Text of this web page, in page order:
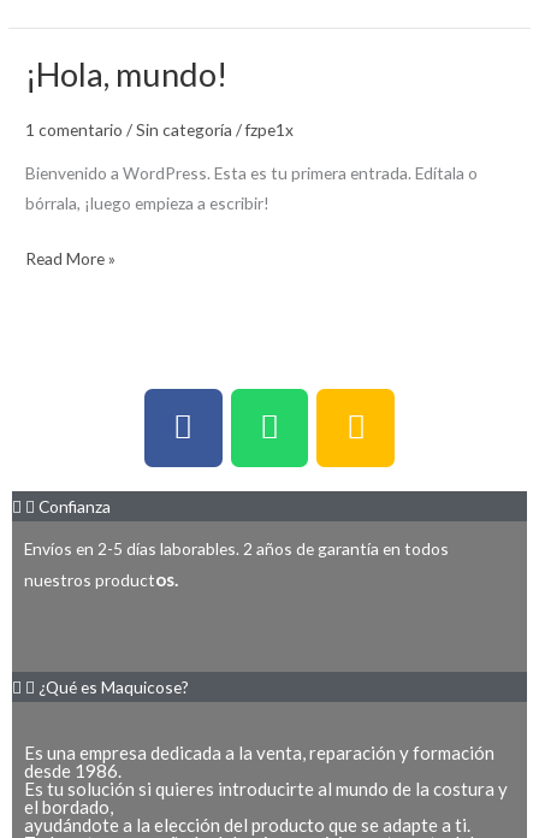
¡Hola, mundo!
1 comentario /Sin categoría /fzpe1x
Bienvenido a WordPress. Esta es tu primera entrada. Edítala o
bórrala, ¡luego empieza a escribir!
¡Hola,
mundo!
Read More »
a
c
e
b
o
-
f
W
h
a
t
s
a
h
o
n
e
-
t
Confianza
Envíos en 2-5 días laborables. 2 años de garantía en todos
nuestros productos.
¿Qué es Maquicose?
Es una empresa dedicada a la venta, reparación y formación
desde 1986.
Es tu solución si quieres introducirte al mundo de la costura y
el bordado,
ayudándote a la elección del producto que se adapte a ti.